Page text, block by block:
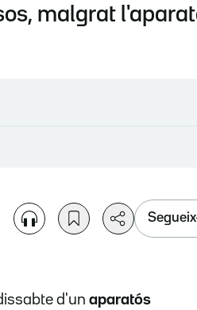
malgrat
d'un aparatós